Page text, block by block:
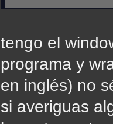
tengo el
programa y
en inglés) no
si averiguas